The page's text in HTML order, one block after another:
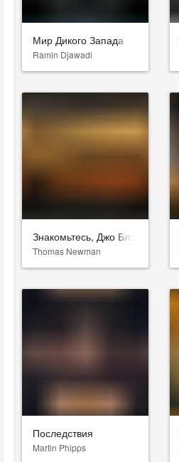
Мир Дикого Запада
Ramin Djawadi
Знакомьтесь, Джо Блэк
Thomas Newman
Последствия
Martin Phipps